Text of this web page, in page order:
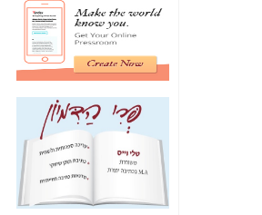
מה מקור ה-Fake
News שהביא לתפירת
תיק לביבי והעלמת
החשודים הנכונים -כאן
אחת הרגליים של "תיק
4000 התפור"
התמוטטה היום
בניצחון (כפול) של בזק
כאן
איך כתבות מפנקות